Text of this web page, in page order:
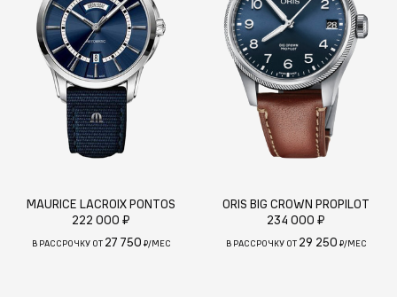
MAURICE LACROIX PONTOS
222 000 ₽
В РАССРОЧКУ ОТ 27 750 ₽/МЕС
ORIS BIG CROWN PROPILOT
234 000 ₽
В РАССРОЧКУ ОТ 29 250 ₽/МЕС